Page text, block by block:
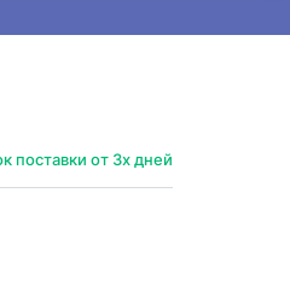
поставки от 3х дней